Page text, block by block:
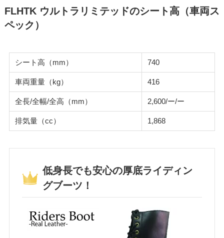
FLHTK ウルトラリミテッドのシート高（車両ス
ペック）
シート高（mm） 740
車両重量（kg） 416
全長/全幅/全高（mm） 2,600/ー/ー
排気量（cc） 1,868
低身長でも安心の厚底ライディン
グブーツ！